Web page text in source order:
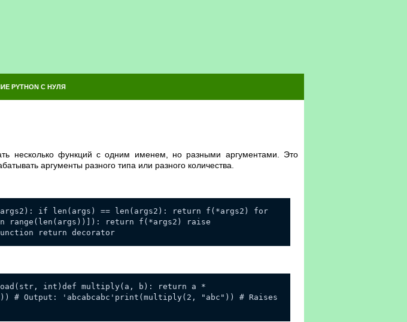
PYTHON С НУЛЯ
несколько функций с одним именем, но разными аргументами. Это
аргументы разного типа или разного количества.
if len(args) == len(args2): return f(*args2) for
return f(*args2) raise
return decorator
int)def multiply(a, b): return a *
Output: 'abcabcabc'print(multiply(2, "abc")) # Raises